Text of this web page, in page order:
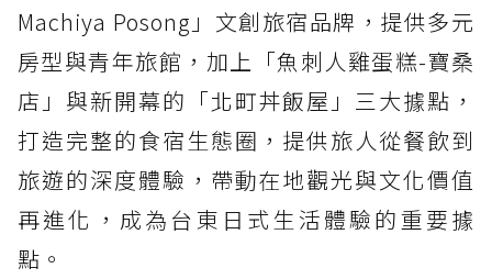
Machiya Posong」文創旅宿品牌，提供多元
房型與青年旅館，加上「魚刺人雞蛋糕-寶桑
店」與新開幕的「北町丼飯屋」三大據點，
打造完整的食宿生態圈，提供旅人從餐飲到
旅遊的深度體驗，帶動在地觀光與文化價值
再進化，成為台東日式生活體驗的重要據
點。